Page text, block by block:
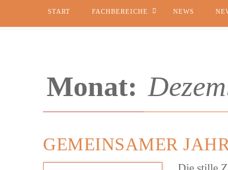
springen
START FACHBEREICHE NEWS
Monat:
GEMEINSAMER